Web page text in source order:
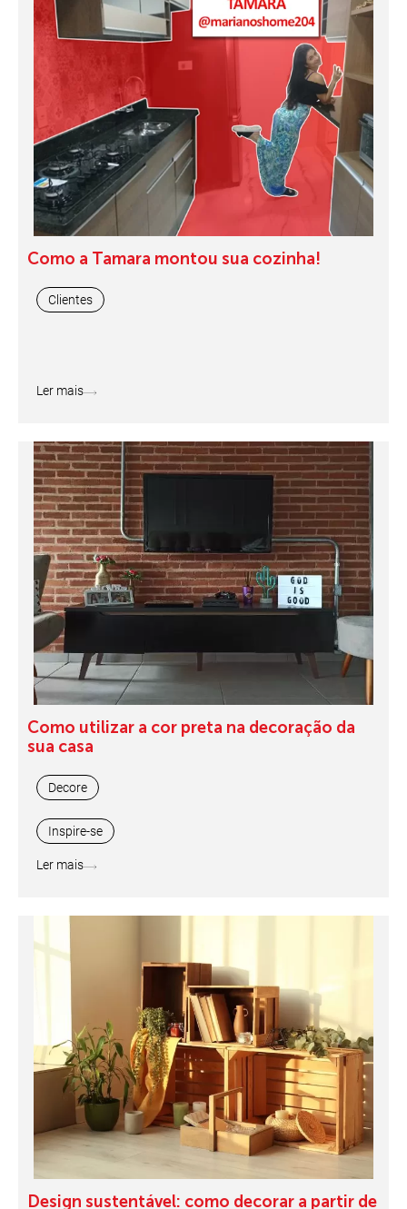
Como a Tamara montou sua cozinha!
Clientes
Ler mais
Como utilizar a cor preta na decoração da
sua casa
Decore
Inspire-se
Ler mais
Design sustentável: como decorar a partir de